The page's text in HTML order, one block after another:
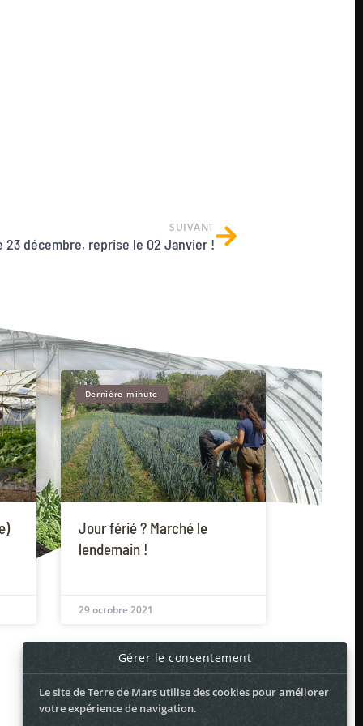
Gérer le consentement
Le site de Terre de Mars utilise des cookies pour améliorer
votre expérience de navigation.
SUIVANT
décembre, reprise le 02 Janvier !
Dernière minute
Jour férié ? Marché le
lendemain !
29 octobre 2021